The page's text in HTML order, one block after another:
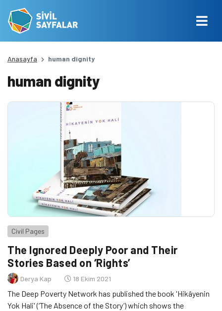
Anasayfa human dignity
human dignity
Civil Pages
The Ignored Deeply Poor and Their
Stories Based on ‘Rights’
Derya Kap 18 Ekim 2021
The Deep Poverty Network has published the book 'Hikâyenin
Yok Hali' (‘The Absence of the Story’) which shows the